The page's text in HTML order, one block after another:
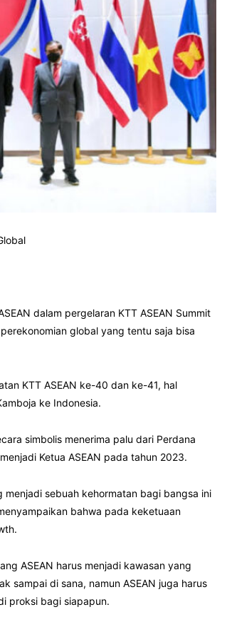
dalam pergelaran KTT ASEAN Summit
global yang tentu saja bisa
KTT ASEAN ke-40 dan ke-41, hal
ke Indonesia.
simbolis menerima palu dari Perdana
Ketua ASEAN pada tahun 2023.
sebuah kehormatan bagi bangsa ini
bahwa pada keketuaan
ASEAN harus menjadi kawasan yang
sampai di sana, namun ASEAN juga harus
proksi bagi siapapun.